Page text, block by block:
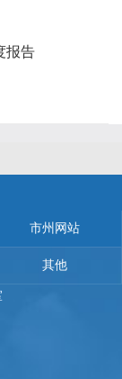
报告
市州网站
其他